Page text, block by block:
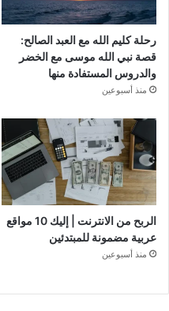
رحلة كليم الله مع العبد الصالح:
قصة نبي الله موسى مع الخضر
والدروس المستفادة منها
منذ أسبوعين
الربح من الانترنت | إليك 10 مواقع
عربية مضمونة للمبتدئين
منذ أسبوعين